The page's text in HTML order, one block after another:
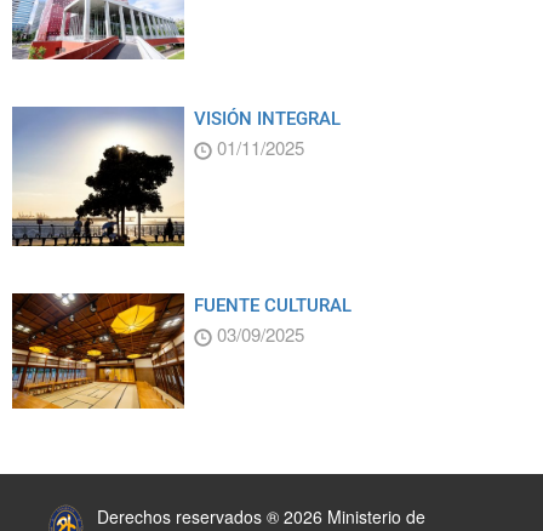
VISIÓN INTEGRAL
01/11/2025
FUENTE CULTURAL
03/09/2025
Derechos reservados ® 2026 Ministerio de